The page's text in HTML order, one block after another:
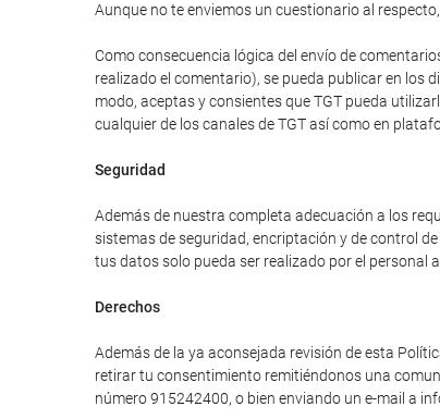
Aunque no te enviemos un cuestionario al
Como consecuencia lógica del envío de
realizado el comentario), se pueda publicar en los
modo, aceptas y consientes que TGT pueda
cualquier de los canales de TGT así como en
Seguridad
Además de nuestra completa adecuación a los
sistemas de seguridad, encriptación y de control
tus datos solo pueda ser realizado por el personal
Derechos
Además de la ya aconsejada revisión de esta
retirar tu consentimiento remitiéndonos una
número 915242400, o bien enviando un e-mail a